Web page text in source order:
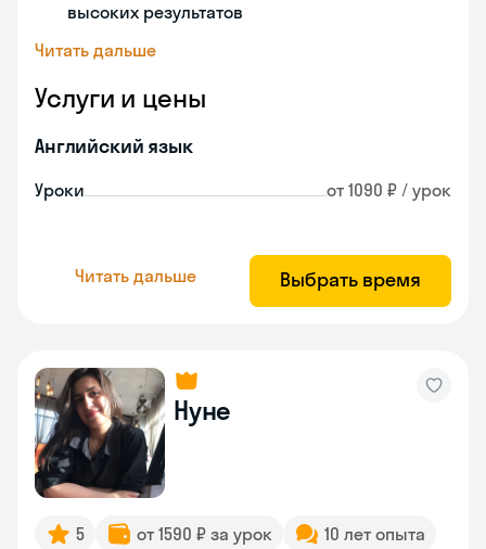
высоких результатов
Читать дальше
Услуги и цены
Английский язык
Уроки от 1090 ₽ / урок
Читать дальше Выбрать время
Нуне
5 от 1590 ₽ за урок
10 лет опыта